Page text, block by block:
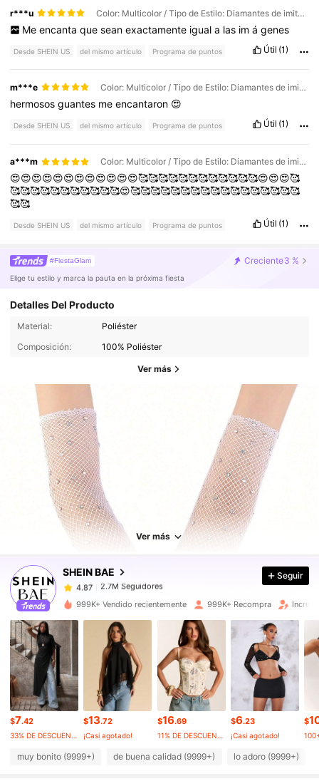
r***u Color: Multicolor / Tipo de Estilo: Diamantes de imitación negros / Talla: Unitalla
Me encanta que sean exactamente igual a las im á genes
Desde SHEIN US del mismo artículo Programa de puntos Útil (1)
m***e Color: Multicolor / Tipo de Estilo: Diamantes de imitación negros / Talla: Unitalla
hermososguantes meencantaron 😍
Desde SHEIN US del mismo artículo Programa de puntos Útil (1)
a***m Color: Multicolor / Tipo de Estilo: Diamantes de imitación negros / Talla: Unitalla
😍😍😍😍😍😍😍😍😍😍😍😍🥰🥰🥰🥰🥰🥰🥰🥰🥰🥰🥰🥰😍😍😍🥰
🥰🥰🥰🥰🥰🥰🥰🥰🥰🥰🥰😍🥰🥰🥰🥰🥰🥰🥰🥰🥰🥰🥰🥰🥰🥰🥰🥰🥰
🥰🥰
Desde SHEIN US del mismo artículo Programa de puntos Útil (1)
#FiestaGlam Creciente3 %
Elige tu estilo y marca la pauta en la próxima fiesta
Detalles Del Producto
Material:
Poliéster
Composición:
100% Poliéster
Ver más
Ver más
SHEIN BAE
4.87 2.7M Seguidores
4.87 2.7M Seguidores
4.87
2.7M Seguidores
c***e
pagóHace 1 día
4.87 2.7M Seguidores
2.7M Seguidores
4.87 2.7M Seguidores
4.87 2.7M Seguidores
Seguir
999K+ Vendido recientemente 999K+ Recompra
$7.42
33% DE DESCUENTO
$13.72
¡Casi agotado!
$16.69
11% DE DESCUENTO
$6.23
¡Casi agotado!
$
muy bonito (9999+) de buena calidad (9999+) lo adoro (9999+)